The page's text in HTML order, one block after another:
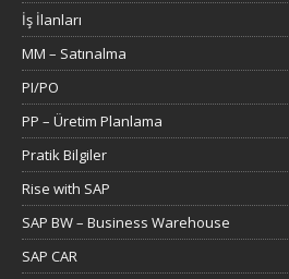
İş İlanları
MM – Satınalma
PI/PO
PP – Üretim Planlama
Pratik Bilgiler
Rise with SAP
SAP BW – Business Warehouse
SAP CAR